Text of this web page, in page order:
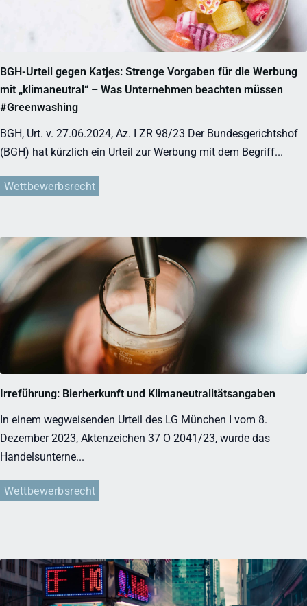
BGH-Urteil gegen Katjes: Strenge Vorgaben für die Werbung
mit „klimaneutral“ – Was Unternehmen beachten müssen
#Greenwashing
BGH, Urt. v. 27.06.2024, Az. I ZR 98/23 Der Bundesgerichtshof
(BGH) hat kürzlich ein Urteil zur Werbung mit dem Begriff...
Wettbewerbsrecht
Irreführung: Bierherkunft und Klimaneutralitätsangaben
In einem wegweisenden Urteil des LG München I vom 8.
Dezember 2023, Aktenzeichen 37 O 2041/23, wurde das
Handelsunterne...
Wettbewerbsrecht